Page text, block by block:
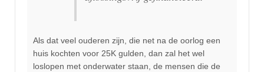
Als dat veel ouderen zijn, die net na de oorlog een
huis kochten voor 25K gulden, dan zal het wel
loslopen met onderwater staan, de mensen die de